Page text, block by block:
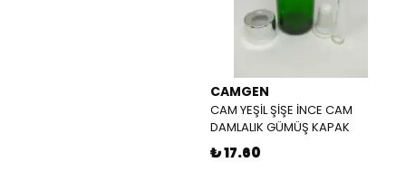
CAMGEN
CAM YEŞİL ŞİŞE İNCE CAM
DAMLALIK GÜMÜŞ KAPAK
₺ 17.60